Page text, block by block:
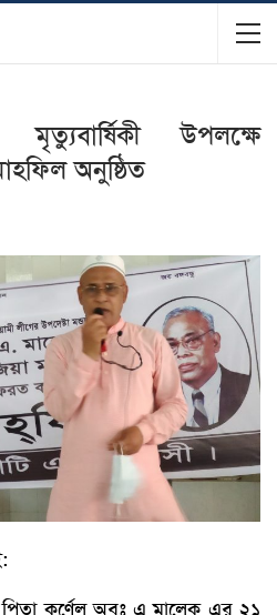
মৃত্যুবার্ষিকী উপলক্ষে
অনুষ্ঠিত
পিতা কর্ণেল অবঃ এ মালেক এর ২১